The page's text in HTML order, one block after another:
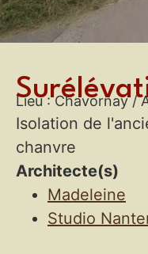
Lieu : Chavornay /
Isolation de
chanvre
Architecte(s)
Madeleine
Studio